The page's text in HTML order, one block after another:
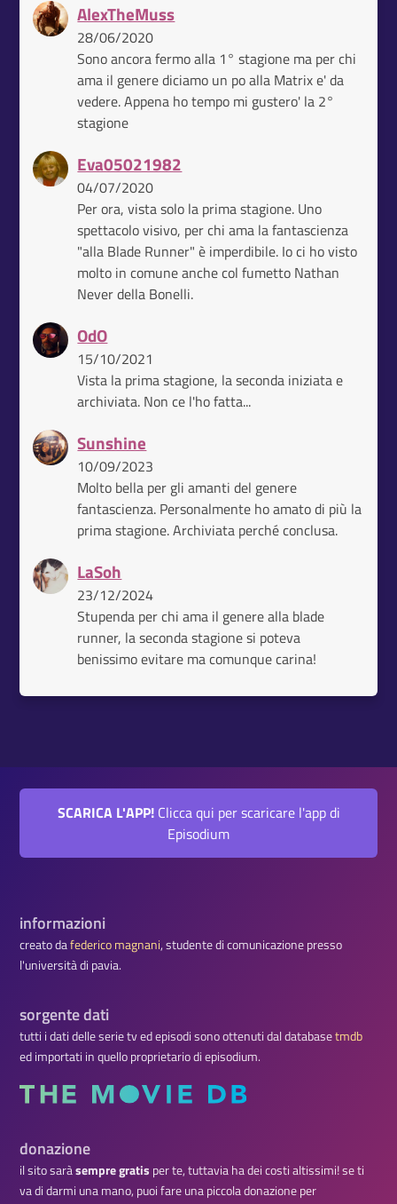
AlexTheMuss
28/06/2020
Sono ancora fermo alla 1° stagione ma per chi
ama il genere diciamo un po alla Matrix e' da
vedere. Appena ho tempo mi gustero' la 2°
stagione
Eva05021982
04/07/2020
Per ora, vista solo la prima stagione. Uno
spettacolo visivo, per chi ama la fantascienza
"alla Blade Runner" è imperdibile. Io ci ho visto
molto in comune anche col fumetto Nathan
Never della Bonelli.
OdO
15/10/2021
Vista la prima stagione, la seconda iniziata e
archiviata. Non ce l'ho fatta...
Sunshine
10/09/2023
Molto bella per gli amanti del genere
fantascienza. Personalmente ho amato di più la
prima stagione. Archiviata perché conclusa.
LaSoh
23/12/2024
Stupenda per chi ama il genere alla blade
runner, la seconda stagione si poteva
benissimo evitare ma comunque carina!
SCARICA L'APP!Clicca qui per scaricare l'app di
Episodium
informazioni
creato dafederico magnani, studente di comunicazione presso
l'università di pavia.
sorgente dati
tutti i dati delle serie tv ed episodi sono ottenuti dal databasetmdb
ed importati in quello proprietario di episodium.
donazione
il sito saràsempre gratis per te, tuttavia ha dei costi altissimi! se ti
va di darmi una mano, puoi fare una piccola donazione per